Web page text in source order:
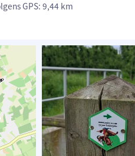
GPS: 9,44 km